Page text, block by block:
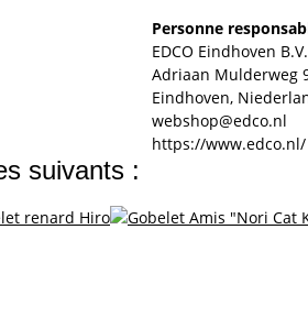
Personne
EDCO Eindhoven B.V.
Adriaan Mulderweg
Eindhoven,
webshop@edco.nl
https://www.edco.nl/
suivants :